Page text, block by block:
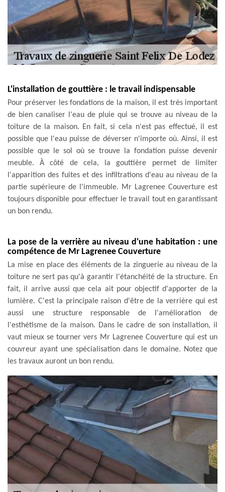
L'installation de gouttière : le travail indispensable
Pour préserver les fondations de la maison, il est très important
de bien canaliser l'eau de pluie qui se trouve au niveau de la
toiture de la maison. En fait, si cela n'est pas effectué, il est
possible que l'eau puisse de déverser n'importe où. Ainsi, il est
possible que le sol où se trouve la fondation puisse devenir
meuble. À côté de cela, la gouttière permet de limiter
l'apparition des fuites et des infiltrations d'eau au niveau de la
partie supérieure de l'immeuble. Mr Lagrenee Couverture est
toujours disponible pour effectuer le travail tout en garantissant
un bon rendu.
La pose de la verrière au niveau d'une habitation : une
compétence de Mr Lagrenee Couverture
La mise en place des éléments de la zinguerie au niveau de la
toiture ne sert pas qu'à garantir l'étanchéité de la structure. En
fait, il arrive aussi que cela ait pour objectif d'apporter de la
lumière. C'est la principale raison d'être de la verrière qui est
aussi une structure responsable de l'amélioration de
l'esthétisme de la maison. Dans le cadre de son installation, il
vaut mieux se tourner vers Mr Lagrenee Couverture qui est un
couvreur ayant une spécialisation dans le domaine. Notez que
les travaux auront un bon rendu.